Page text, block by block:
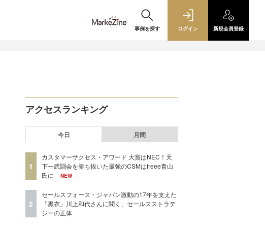
事例を探す ログイン 新規会員登録
アクセスランキング
今日 月間
1
カスタマーサクセス・アワード 大賞はNEC！天
下一武闘会を勝ち抜いた最強のCSMはfreee青山
氏に
NEW
2
セールスフォース・ジャパン激動の17年を支えた
「黒衣」川上和代さんに聞く、セールスストラテ
ジーの正体